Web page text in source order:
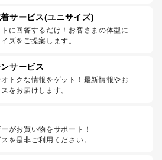
サービス(ユニサイズ)
に回答するだけ！お客さまの体型に
ズをご提案します。
サービス
トクな情報をゲット！最新情報やお
をお届けします。
がお買い物をサポート！
を是非ご利用ください。